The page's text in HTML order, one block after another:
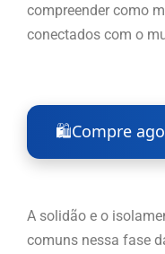
compreender como
conectados com o
🛍️Compre
A solidão e o
comuns nessa fase